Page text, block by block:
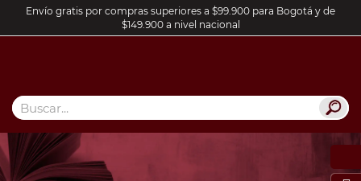
Envío gratis por compras superiores a $99.900 para Bogotá y de
$149.900 a nivel nacional